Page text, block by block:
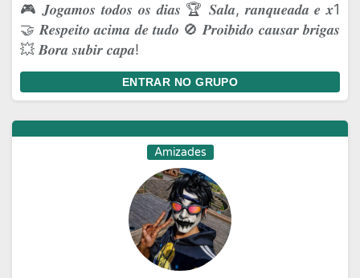
🎮 𝑱𝒐𝒈𝒂𝒎𝒐𝒔 𝒕𝒐𝒅𝒐𝒔 𝒐𝒔 𝒅𝒊𝒂𝒔 🏆 𝑺𝒂𝒍𝒂, 𝒓𝒂𝒏𝒒𝒖𝒆𝒂𝒅𝒂 𝒆 𝒙1
🤝 𝑹𝒆𝒔𝒑𝒆𝒊𝒕𝒐 𝒂𝒄𝒊𝒎𝒂 𝒅𝒆 𝒕𝒖𝒅𝒐 🚫 𝑷𝒓𝒐𝒊𝒃𝒊𝒅𝒐 𝒄𝒂𝒖𝒔𝒂𝒓 𝒃𝒓𝒊𝒈𝒂𝒔
💥 𝑩𝒐𝒓𝒂 𝒔𝒖𝒃𝒊𝒓 𝒄𝒂𝒑𝒂!
ENTRAR NO GRUPO
Amizades